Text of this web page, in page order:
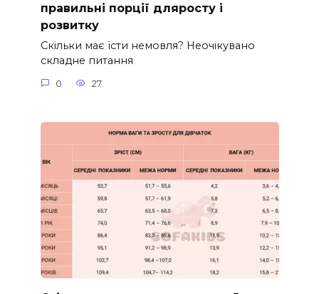
правильні порції дляросту і
розвитку
Скільки має їсти немовля? Неочікувано
складне питання
0 27